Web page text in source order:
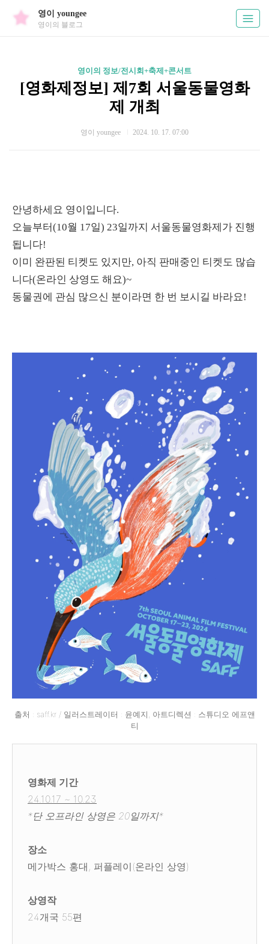
영이 youngee
영이의 블로그
영이의 정보/전시회+축제+콘서트
[영화제정보] 제7회 서울동물영화
제 개최
영이 youngee 2024. 10. 17. 07:00
안녕하세요 영이입니다.
오늘부터(10월 17일) 23일까지 서울동물영화제가 진행
됩니다!
이미 완판된 티켓도 있지만, 아직 판매중인 티켓도 많습
니다(온라인 상영도 해요)~
동물권에 관심 많으신 분이라면 한 번 보시길 바라요!
출처 : saff.kr / 일러스트레이터 : 윤예지, 아트디렉션 : 스튜디오 에프앤
티
영화제 기간
24.10.17 ~ 10.23
*단 오프라인 상영은 20일까지*
장소
메가박스 홍대, 퍼플레이(온라인 상영)
상영작
24개국 55편